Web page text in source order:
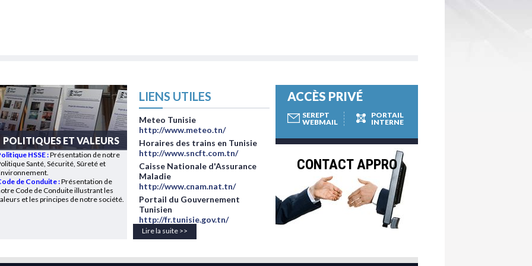
POLITIQUES ET VALEURS
HSSE:Présentation de notre
Santé, Sécurité, Sûreté et
de Conduite :Présentation de
Code de Conduite illustrant les
et les principes de notre société.
LIENS UTILES
Meteo Tunisie
http://www.meteo.tn/
Horaires des trains en Tunisie
http://www.sncft.com.tn/
Caisse Nationale d'Assurance
Maladie
http://www.cnam.nat.tn/
Portail du Gouvernement
Tunisien
http://fr.tunisie.gov.tn/
Lire la suite >>
ACCÈS PRIVÉ
SEREPT
WEBMAIL
PORTAIL
INTERNE
CONTACT APPRO